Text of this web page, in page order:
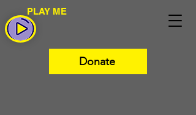
PLAY ME
Donate